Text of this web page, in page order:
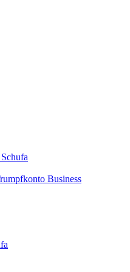
Business